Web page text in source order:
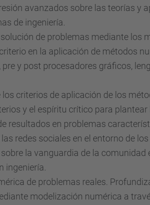
avanzados sobre las teorías y
de ingeniería.
de problemas mediante los
en la aplicación de métodos
y post procesadores gráficos,
criterios de aplicación de los
y el espíritu crítico para
resultados en problemas
redes sociales en el entorno de
la vanguardia de la comunidad
ingeniería.
de problemas reales.
modelización numérica a